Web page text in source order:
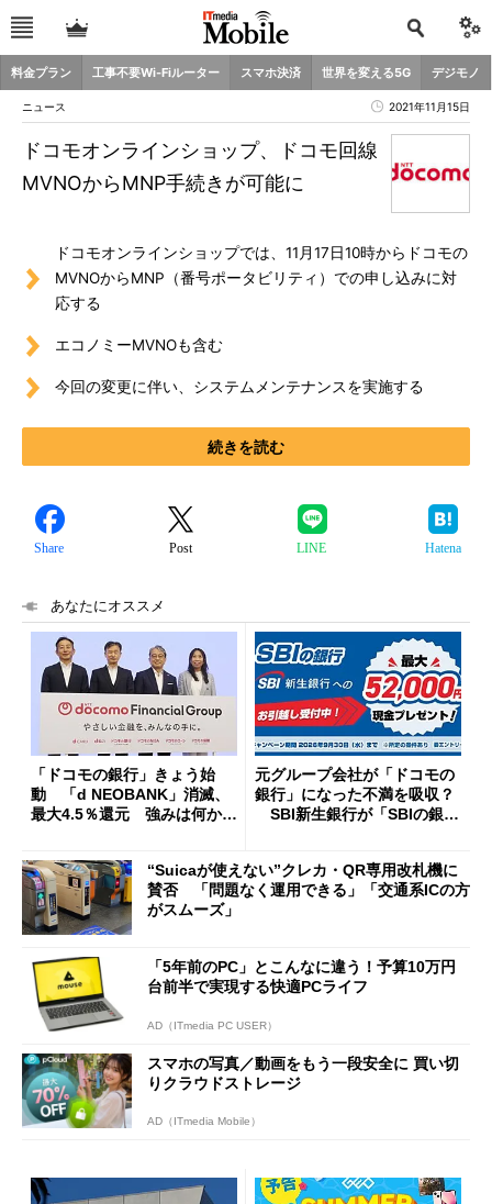
料金プラン 工事不要Wi-Fiルーター スマホ決済 世界を変える5G デジモノ
ニュース 2021年11月15日
ドコモオンラインショップ、ドコモ回線
MVNOからMNP手続きが可能に
ドコモオンラインショップでは、11月17日10時からドコモの
MVNOからMNP（番号ポータビリティ）での申し込みに対
応する
エコノミーMVNOも含む
今回の変更に伴い、システムメンテナンスを実施する
続きを読む
Share Post LINE Hatena
あなたにオススメ
「ドコモの銀行」きょう始
動 「d NEOBANK」消滅、
最大4.5％還元 強みは何か解
元グループ会社が「ドコモの
銀行」になった不満を吸収？
SBI新生銀行が「SBIの銀
開催
“Suicaが使えない”クレカ・QR専用改札機に
賛否 「問題なく運用できる」「交通系ICの方
がスムーズ」
「5年前のPC」とこんなに違う！予算10万円
台前半で実現する快適PCライフ
AD（ITmedia PC USER）
スマホの写真／動画をもう一段安全に 買い切
りクラウドストレージ
AD（ITmedia Mobile）